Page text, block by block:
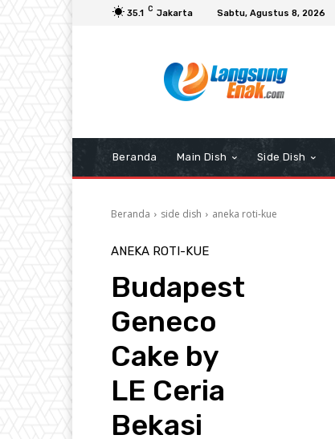
35.1 C Jakarta Sabtu, Agustus 8, 2026
Beranda Main Dish Side Dish
Beranda side dish aneka roti-kue
ANEKA ROTI-KUE
Budapest
Geneco
Cake by
LE Ceria
Bekasi